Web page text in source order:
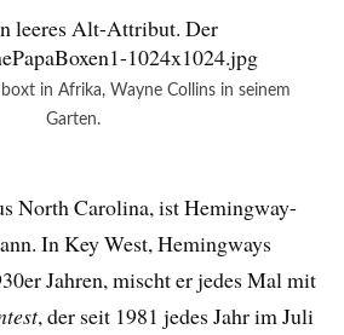
in Afrika, Wayne Collins in seinem
Garten.
North Carolina, ist Hemingway-
In Key West, Hemingways
Jahren, mischt er jedes Mal mit
, der seit 1981 jedes Jahr im Juli